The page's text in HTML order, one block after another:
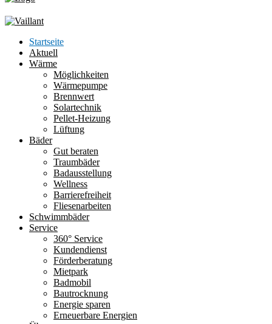
Startseite
Aktuell
Wärme
Möglichkeiten
Wärmepumpe
Brennwert
Solartechnik
Pellet-Heizung
Lüftung
Bäder
Gut beraten
Traumbäder
Badausstellung
Wellness
Barrierefreiheit
Fliesenarbeiten
Schwimmbäder
Service
360° Service
Kundendienst
Förderberatung
Mietpark
Badmobil
Bautrocknung
Energie sparen
Erneuerbare Energien